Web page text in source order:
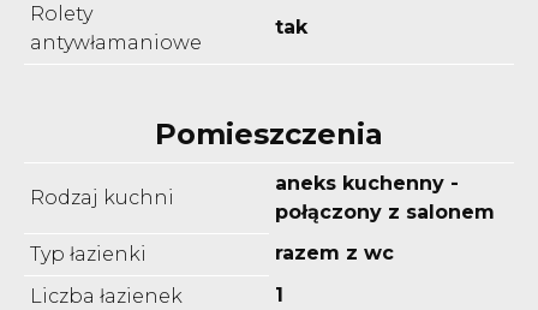
Rolety
antywłamaniowe
tak
Pomieszczenia
Rodzaj kuchni
aneks kuchenny -
połączony z salonem
Typ łazienki
razem z wc
Liczba łazienek
1